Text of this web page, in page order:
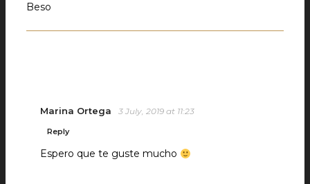
Beso
Marina Ortega 3 July, 2019 at 11:23
Reply
Espero que te guste mucho